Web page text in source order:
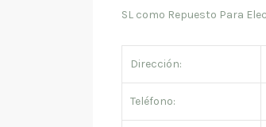
SL como Repuesto Para
Dirección:
Teléfono: